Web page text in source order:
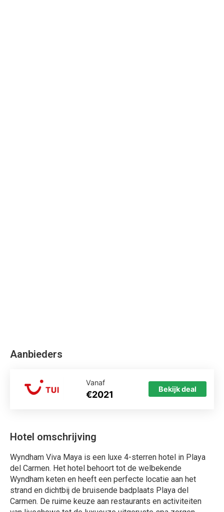
Hotel omschrijving
Wyndham Viva Maya is een luxe 4-sterren hotel in Playa
del Carmen. Het hotel behoort tot de welbekende
Wyndham keten en heeft een perfecte locatie aan het
strand en dichtbij de bruisende badplaats Playa del
Carmen. De ruime keuze aan restaurants en activiteiten
Aanbieders
Vanaf
€2021 Bekijk deal